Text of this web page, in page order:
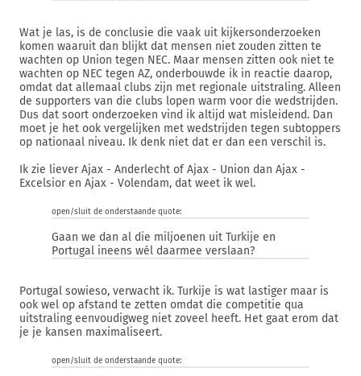
Wat je las, is de conclusie die vaak uit kijkersonderzoeken
komen waaruit dan blijkt dat mensen niet zouden zitten te
wachten op Union tegen NEC. Maar mensen zitten ook niet te
wachten op NEC tegen AZ, onderbouwde ik in reactie daarop,
omdat dat allemaal clubs zijn met regionale uitstraling. Alleen
de supporters van die clubs lopen warm voor die wedstrijden.
Dus dat soort onderzoeken vind ik altijd wat misleidend. Dan
moet je het ook vergelijken met wedstrijden tegen subtoppers
op nationaal niveau. Ik denk niet dat er dan een verschil is.
Ik zie liever Ajax - Anderlecht of Ajax - Union dan Ajax -
Excelsior en Ajax - Volendam, dat weet ik wel.
open/sluit de onderstaande quote:
Gaan we dan al die miljoenen uit Turkije en
Portugal ineens wél daarmee verslaan?
Portugal sowieso, verwacht ik. Turkije is wat lastiger maar is
ook wel op afstand te zetten omdat die competitie qua
uitstraling eenvoudigweg niet zoveel heeft. Het gaat erom dat
je je kansen maximaliseert.
open/sluit de onderstaande quote: